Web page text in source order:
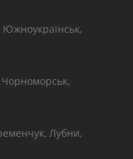
Чорноморськ,
Лубни,